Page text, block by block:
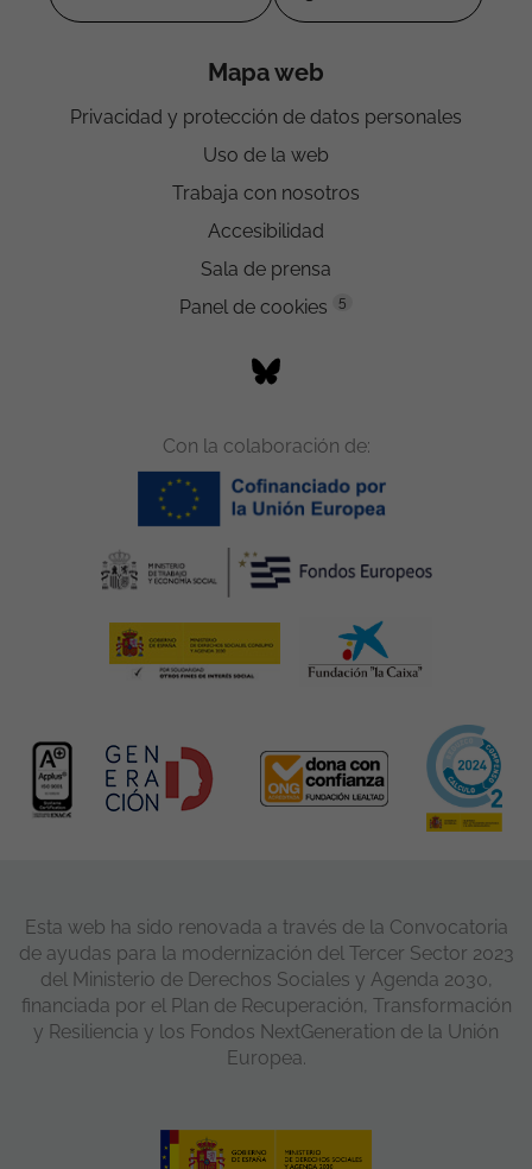
Mapa web
Privacidad y protección de datos personales
Uso de la web
Trabaja con nosotros
Accesibilidad
Sala de prensa
Panel de cookies
5
Con la colaboración de:
Esta web ha sido renovada a través de la Convocatoria
de ayudas para la modernización del Tercer Sector 2023
del Ministerio de Derechos Sociales y Agenda 2030,
financiada por el Plan de Recuperación, Transformación
y Resiliencia y los Fondos NextGeneration de la Unión
Europea.